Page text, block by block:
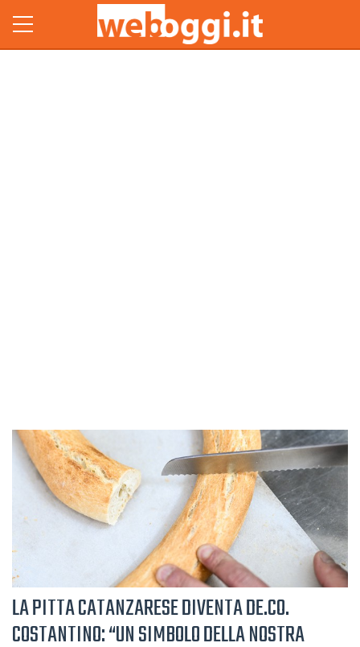
LA PITTA CATANZARESE DIVENTA DE.CO.
COSTANTINO: “UN SIMBOLO DELLA NOSTRA